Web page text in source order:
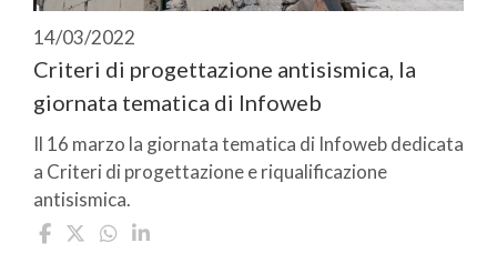
14/03/2022
Criteri di progettazione antisismica, la
giornata tematica di Infoweb
Il 16 marzo la giornata tematica di Infoweb dedicata
a Criteri di progettazione e riqualificazione
antisismica.